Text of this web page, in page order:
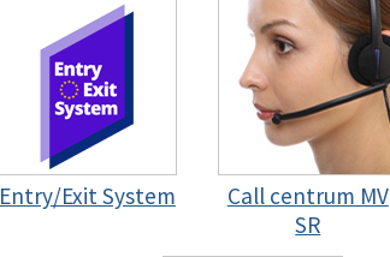
Entry/Exit System
Call centrum MV
SR